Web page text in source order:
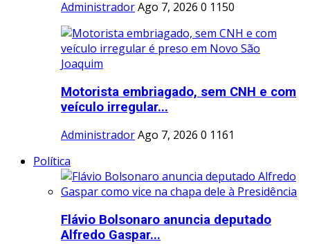
AdministradorAgo 7, 2026 0 1150
Motorista embriagado, sem CNH e com
veículo irregular...
AdministradorAgo 7, 2026 0 1161
Política
Flávio Bolsonaro anuncia deputado
Alfredo Gaspar...